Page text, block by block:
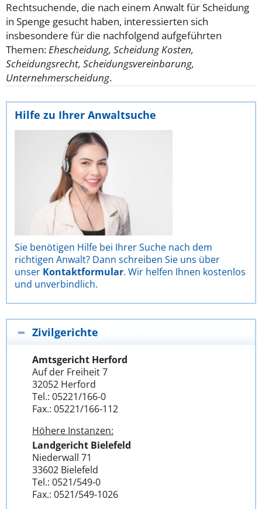
Rechtsuchende, die nach einem Anwalt für Scheidung
in Spenge gesucht haben, interessierten sich
insbesondere für die nachfolgend aufgeführten
Themen:Ehescheidung, Scheidung Kosten,
Scheidungsrecht, Scheidungsvereinbarung,
Unternehmerscheidung.
Hilfe zu Ihrer Anwaltsuche
Sie benötigen Hilfe bei Ihrer Suche nach dem
richtigen Anwalt? Dann schreiben Sie uns über
unser Kontaktformular. Wir helfen Ihnen kostenlos
und unverbindlich.
Zivilgerichte
Amtsgericht Herford
Auf der Freiheit 7
32052 Herford
Tel.: 05221/166-0
Fax.: 05221/166-112
Höhere Instanzen:
Landgericht Bielefeld
Niederwall 71
33602 Bielefeld
Tel.: 0521/549-0
Fax.: 0521/549-1026